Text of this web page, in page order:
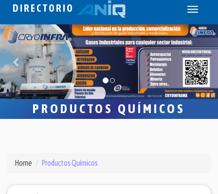
DIRECTORIO
Toggle
PRODUCTOS QUÍMICOS
Home Productos Químicos